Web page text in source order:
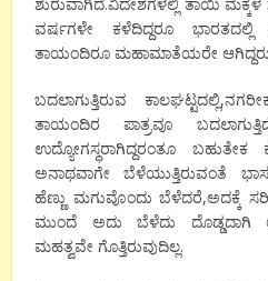
ಶುರುವಾಗಿದೆ.ವಿದೇಶಗಳಲ್ಲಿ ತಾಯಿ
ವರ್ಷಗಳೇ ಕಳೆದಿದ್ದರೂ
ತಾಯಂದಿರೂ ಮಹಾಮಾತೆಯರೇ
ಬದಲಾಗುತ್ತಿರುವ
ತಾಯಂದಿರ ಪಾತ್ರವೂ
ಉದ್ಯೋಗಸ್ಥರಾಗಿದ್ದರಂತೂ
ಅನಾಥವಾಗೇ ಬೆಳೆಯುತ್ತಿರುವಂತೆ
ಹೆಣ್ಣು ಮಗುವೊಂದು ಬೆಳೆದರೆ,ಅದಕ್ಕೆ
ಮುಂದೆ ಅದು ಬೆಳೆದು ದೊಡ್ಡದಾಗಿ
ಮಹತ್ವವೇ ಗೊತ್ತಿರುವುದಿಲ್ಲ.